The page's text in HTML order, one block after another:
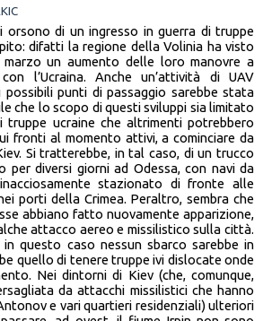
orsono di un ingresso in guerra di truppe
difatti la regione della Volinia ha visto
un aumento delle loro manovre a
l’Ucraina. Anche un’attività di UAV
possibili punti di passaggio sarebbe stata
che lo scopo di questi sviluppi sia limitato
truppe ucraine che altrimenti potrebbero
fronti al momento attivi, a cominciare da
Si tratterebbe, in tal caso, di un trucco
per diversi giorni ad Odessa, con navi da
stazionato di fronte alle
porti della Crimea. Peraltro, sembra che
abbiano fatto nuovamente apparizione,
attacco aereo e missilistico sulla città.
in questo caso nessun sbarco sarebbe in
quello di tenere truppe ivi dislocate onde
Nei dintorni di Kiev (che, comunque,
da attacchi missilistici che hanno
e vari quartieri residenziali) ulteriori